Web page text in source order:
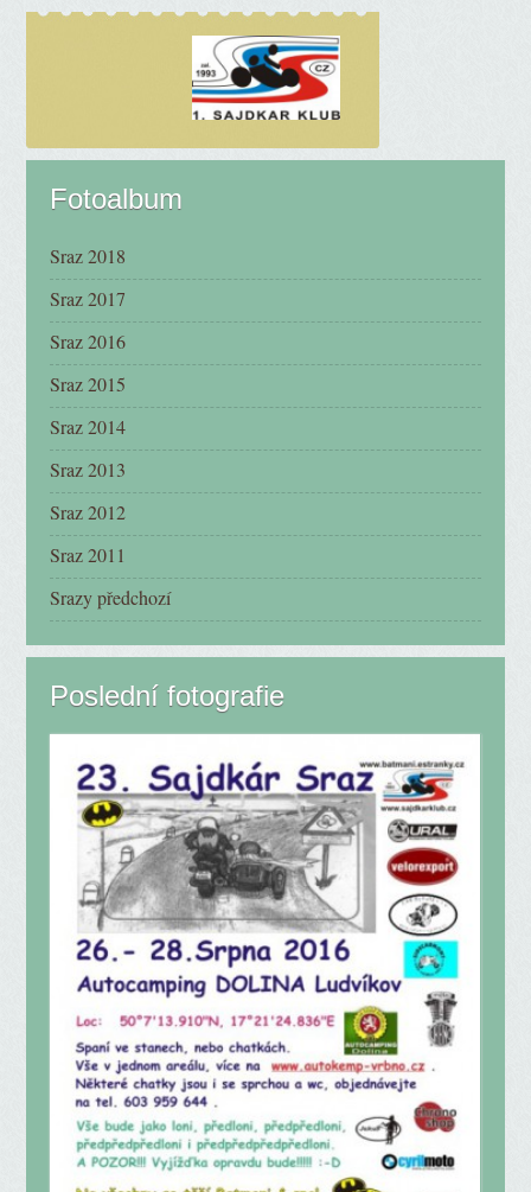
Fotoalbum
Sraz 2018
Sraz 2017
Sraz 2016
Sraz 2015
Sraz 2014
Sraz 2013
Sraz 2012
Sraz 2011
Srazy předchozí
Poslední fotografie